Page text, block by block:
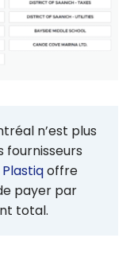
n’est plus
fournisseurs
Plastiqoffre
payer par
total.